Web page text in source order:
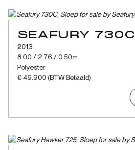
SEAFURY 730C
2013
8.00 / 2.76 / 0.50m
Polyester
€ 49.900 (BTW Betaald)